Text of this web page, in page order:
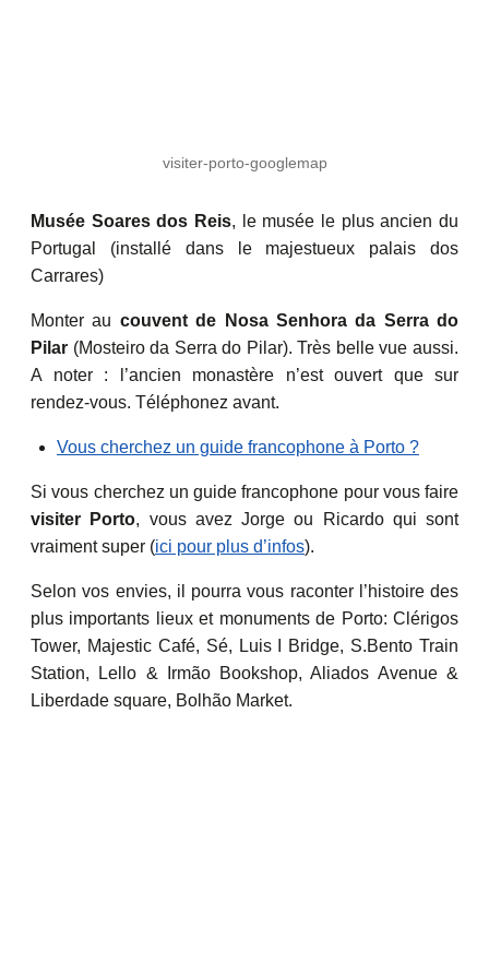
visiter-porto-googlemap
Musée Soares dos Reis, le musée le plus ancien du
Portugal (installé dans le majestueux palais dos
Carrares)
Monter au couvent de Nosa Senhora da Serra do
Pilar (Mosteiro da Serra do Pilar). Très belle vue aussi.
A noter : l’ancien monastère n’est ouvert que sur
rendez-vous. Téléphonez avant.
Vous cherchez un guide francophone à Porto ?
Si vous cherchez un guide francophone pour vous faire
visiter Porto, vous avez Jorge ou Ricardo qui sont
vraiment super (ici pour plus d’infos).
Selon vos envies, il pourra vous raconter l’histoire des
plus importants lieux et monuments de Porto: Clérigos
Tower, Majestic Café, Sé, Luis I Bridge, S.Bento Train
Station, Lello & Irmão Bookshop, Aliados Avenue &
Liberdade square, Bolhão Market.